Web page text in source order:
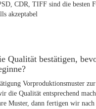
CDR, TIFF sind die besten
akzeptabel
Qualität bestätigen,
Vorproduktionsmuster
die Qualität entsprechend
Muster, dann fertigen wir